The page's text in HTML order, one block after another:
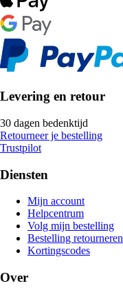
Levering en retour
30 dagen bedenktijd
Retourneer je bestelling
Trustpilot
Diensten
Mijn account
Helpcentrum
Volg mijn bestelling
Bestelling retourneren
Kortingscodes
Over